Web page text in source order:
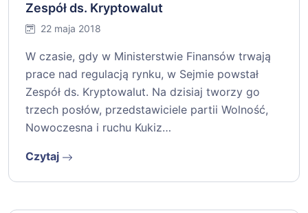
Zespół ds. Kryptowalut
22 maja 2018
W czasie, gdy w Ministerstwie Finansów trwają
prace nad regulacją rynku, w Sejmie powstał
Zespół ds. Kryptowalut. Na dzisiaj tworzy go
trzech posłów, przedstawiciele partii Wolność,
Nowoczesna i ruchu Kukiz…
Czytaj